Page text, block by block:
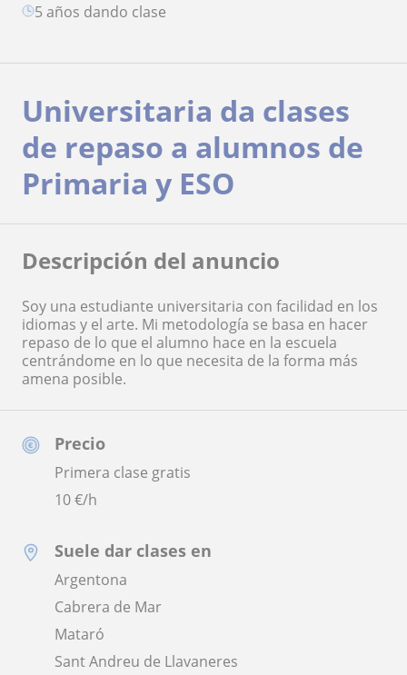
5 años dando clase
Precio
Primera clase gratis
10€/h
Suele dar clases en
Argentona
Cabrera de Mar
Mataró
Sant Andreu de Llavaneres
Universitaria da clases
de repaso a alumnos de
Primaria y ESO
Descripción del anuncio
Soy una estudiante universitaria con facilidad en los
idiomas y el arte. Mi metodología se basa en hacer
repaso de lo que el alumno hace en la escuela
centrándome en lo que necesita de la forma más
amena posible.